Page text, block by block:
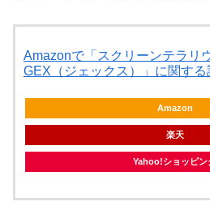
Amazonで「スクリーンテラリ
GEX（ジェックス）」に関する
Amazon
楽天
Yahoo!ショッピン